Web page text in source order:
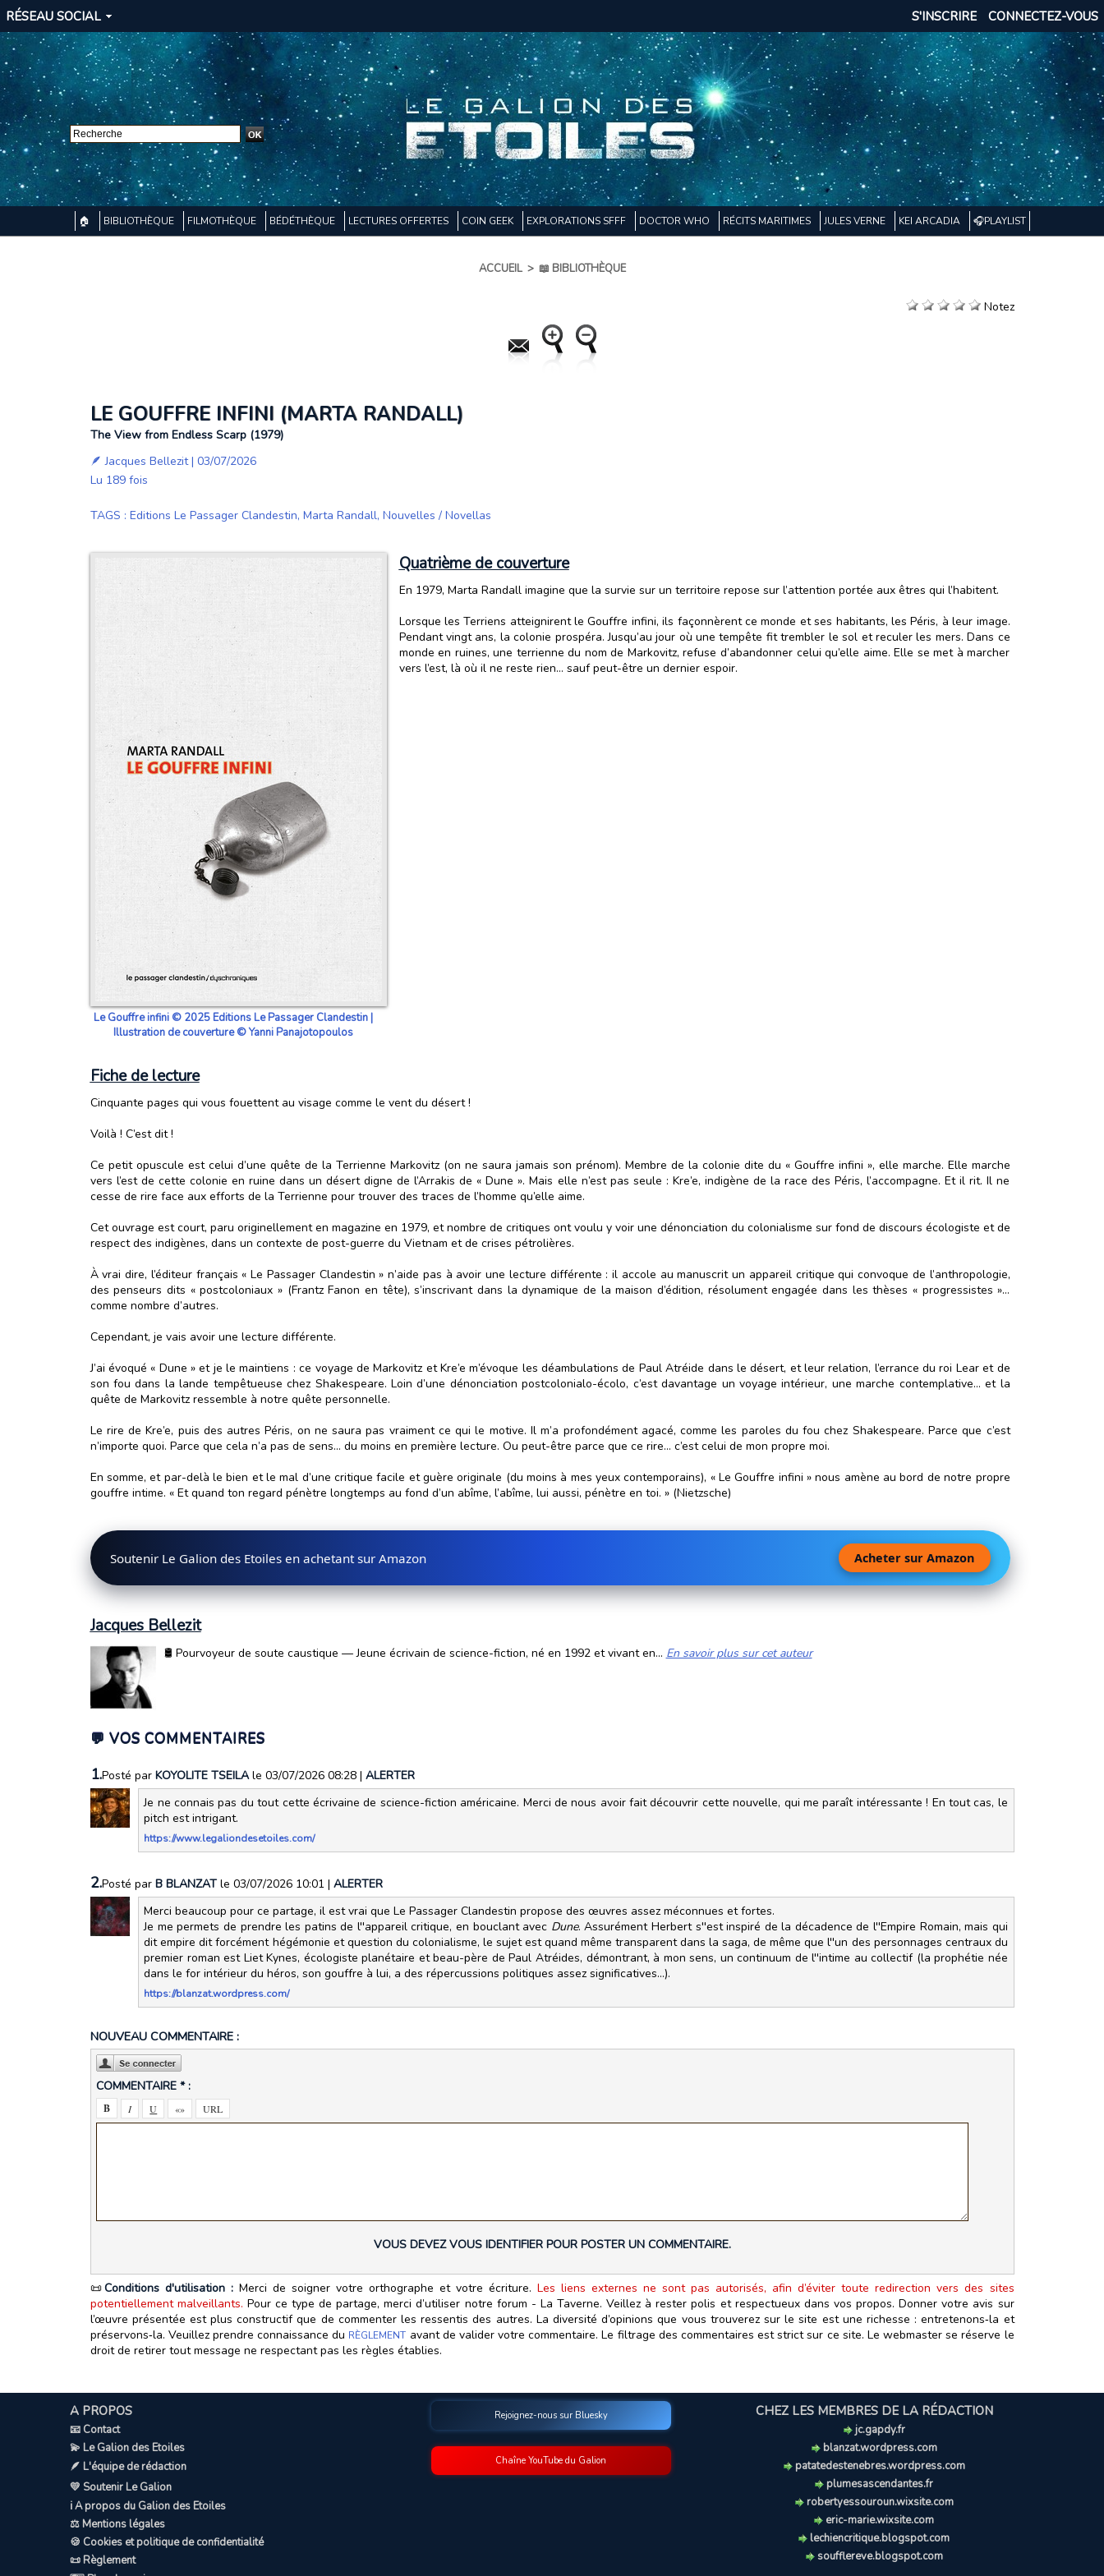
RÉSEAU SOCIAL CONNECTEZ-VOUS
S'INSCRIRE
🏠 BIBLIOTHÈQUE FILMOTHÈQUE BÉDÉTHÈQUE LECTURES OFFERTES COIN GEEK EXPLORATIONS SFFF DOCTOR WHO RÉCITS MARITIMES JULES VERNE KEI ARCADIA 🎧PLAYLIST
ACCUEIL > 📖 BIBLIOTHÈQUE
Notez
LE GOUFFRE INFINI (MARTA RANDALL)
The View from Endless Scarp (1979)
🪶Jacques Bellezit| 03/07/2026
Lu 189 fois
TAGS : Editions Le Passager Clandestin, Marta Randall, Nouvelles / Novellas
Le Gouffre infini © 2025 Editions Le Passager Clandestin |
Illustration de couverture © Yanni Panajotopoulos
Quatrième de couverture
En 1979, Marta Randall imagine que la survie sur un territoire repose sur l’attention portée aux êtres qui l’habitent.
Lorsque les Terriens atteignirent le Gouffre infini, ils façonnèrent ce monde et ses habitants, les Péris, à leur image.
Pendant vingt ans, la colonie prospéra. Jusqu’au jour où une tempête fit trembler le sol et reculer les mers. Dans ce
monde en ruines, une terrienne du nom de Markovitz, refuse d’abandonner celui qu’elle aime. Elle se met à marcher
vers l’est, là où il ne reste rien… sauf peut-être un dernier espoir.
Fiche de lecture
Cinquante pages qui vous fouettent au visage comme le vent du désert !
Voilà ! C’est dit !
Ce petit opuscule est celui d’une quête de la Terrienne Markovitz (on ne saura jamais son prénom). Membre de la colonie dite du « Gouffre infini », elle marche. Elle marche
vers l’est de cette colonie en ruine dans un désert digne de l’Arrakis de « Dune ». Mais elle n’est pas seule : Kre’e, indigène de la race des Péris, l’accompagne. Et il rit. Il ne
cesse de rire face aux efforts de la Terrienne pour trouver des traces de l’homme qu’elle aime.
Cet ouvrage est court, paru originellement en magazine en 1979, et nombre de critiques ont voulu y voir une dénonciation du colonialisme sur fond de discours écologiste et de
respect des indigènes, dans un contexte de post-guerre du Vietnam et de crises pétrolières.
À vrai dire, l’éditeur français « Le Passager Clandestin » n’aide pas à avoir une lecture différente : il accole au manuscrit un appareil critique qui convoque de l’anthropologie,
des penseurs dits « postcoloniaux » (Frantz Fanon en tête), s’inscrivant dans la dynamique de la maison d’édition, résolument engagée dans les thèses « progressistes »…
comme nombre d’autres.
Cependant, je vais avoir une lecture différente.
J’ai évoqué « Dune » et je le maintiens : ce voyage de Markovitz et Kre’e m’évoque les déambulations de Paul Atréide dans le désert, et leur relation, l’errance du roi Lear et de
son fou dans la lande tempêtueuse chez Shakespeare. Loin d’une dénonciation postcolonialo-écolo, c’est davantage un voyage intérieur, une marche contemplative… et la
quête de Markovitz ressemble à notre quête personnelle.
Le rire de Kre’e, puis des autres Péris, on ne saura pas vraiment ce qui le motive. Il m’a profondément agacé, comme les paroles du fou chez Shakespeare. Parce que c’est
n’importe quoi. Parce que cela n’a pas de sens… du moins en première lecture. Ou peut-être parce que ce rire… c’est celui de mon propre moi.
En somme, et par-delà le bien et le mal d’une critique facile et guère originale (du moins à mes yeux contemporains), « Le Gouffre infini » nous amène au bord de notre propre
gouffre intime. « Et quand ton regard pénètre longtemps au fond d’un abîme, l’abîme, lui aussi, pénètre en toi. » (Nietzsche)
Soutenir Le Galion des Etoiles en achetant sur Amazon Acheter sur Amazon
Jacques Bellezit
🛢️ Pourvoyeur de soute caustique — Jeune écrivain de science-fiction, né en 1992 et vivant en... En savoir plus sur cet auteur
💬 VOS COMMENTAIRES
1.Posté par KOYOLITE TSEILAle 03/07/2026 08:28 | ALERTER
Je ne connais pas du tout cette écrivaine de science-fiction américaine. Merci de nous avoir fait découvrir cette nouvelle, qui me paraît intéressante ! En tout cas, le
pitch est intrigant.
https://www.legaliondesetoiles.com/
2.Posté par B BLANZATle 03/07/2026 10:01 | ALERTER
Merci beaucoup pour ce partage, il est vrai que Le Passager Clandestin propose des œuvres assez méconnues et fortes.
Je me permets de prendre les patins de l''appareil critique, en bouclant avec Dune. Assurément Herbert s''est inspiré de la décadence de l''Empire Romain, mais qui
dit empire dit forcément hégémonie et question du colonialisme, le sujet est quand même transparent dans la saga, de même que l''un des personnages centraux du
premier roman est Liet Kynes, écologiste planétaire et beau-père de Paul Atréides, démontrant, à mon sens, un continuum de l''intime au collectif (la prophétie née
dans le for intérieur du héros, son gouffre à lui, a des répercussions politiques assez significatives...).
https://blanzat.wordpress.com/
NOUVEAU COMMENTAIRE :
COMMENTAIRE * :
VOUS DEVEZ VOUS IDENTIFIER POUR POSTER UN COMMENTAIRE.
📜Conditions d'utilisation :Merci de soigner votre orthographe et votre écriture.Les liens externes ne sont pas autorisés, afin d’éviter toute redirection vers des sites
potentiellement malveillants. Pour ce type de partage, merci d’utiliser notre forum - La Taverne. Veillez à rester polis et respectueux dans vos propos. Donner votre avis sur
l’œuvre présentée est plus constructif que de commenter les ressentis des autres. La diversité d’opinions que vous trouverez sur le site est une richesse : entretenons‑la et
préservons‑la. Veuillez prendre connaissance du RÈGLEMENT avant de valider votre commentaire. Le filtrage des commentaires est strict sur ce site. Le webmaster se réserve le
droit de retirer tout message ne respectant pas les règles établies.
A PROPOS
📧 Contact
💫 Le Galion des Etoiles
🪶 L'équipe de rédaction
💛 Soutenir Le Galion
ℹ️ A propos du Galion des Etoiles
⚖️ Mentions légales
🍪 Cookies et politique de confidentialité
📜 Règlement
Rejoignez-nous sur Bluesky
Chaîne YouTube du Galion
CHEZ LES MEMBRES DE LA RÉDACTION
jc.gapdy.fr
blanzat.wordpress.com
patatedestenebres.wordpress.com
plumesascendantes.fr
robertyessouroun.wixsite.com
eric-marie.wixsite.com
lechiencritique.blogspot.com
soufflereve.blogspot.com